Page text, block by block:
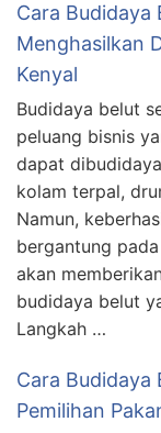
Cara Budidaya
Menghasilkan
Kenyal
Budidaya belut
peluang bisnis
dapat
kolam terpal,
Namun,
bergantung
akan
budidaya belut
Langkah …
Cara Budidaya
Pemilihan